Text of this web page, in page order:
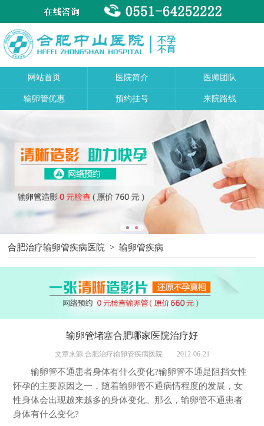
网站首页 医院简介 医师团队
输卵管优惠 预约挂号 来院路线
合肥治疗输卵管疾病医院 >输卵管疾病
输卵管堵塞合肥哪家医院治疗好
文章来源:合肥治疗输卵管疾病医院 2012-06-21
输卵管不通患者身体有什么变化?输卵管不通是阻挡女性
怀孕的主要原因之一，随着输卵管不通病情程度的发展，女
性身体会出现越来越多的身体变化。那么，输卵管不通患者
身体有什么变化?